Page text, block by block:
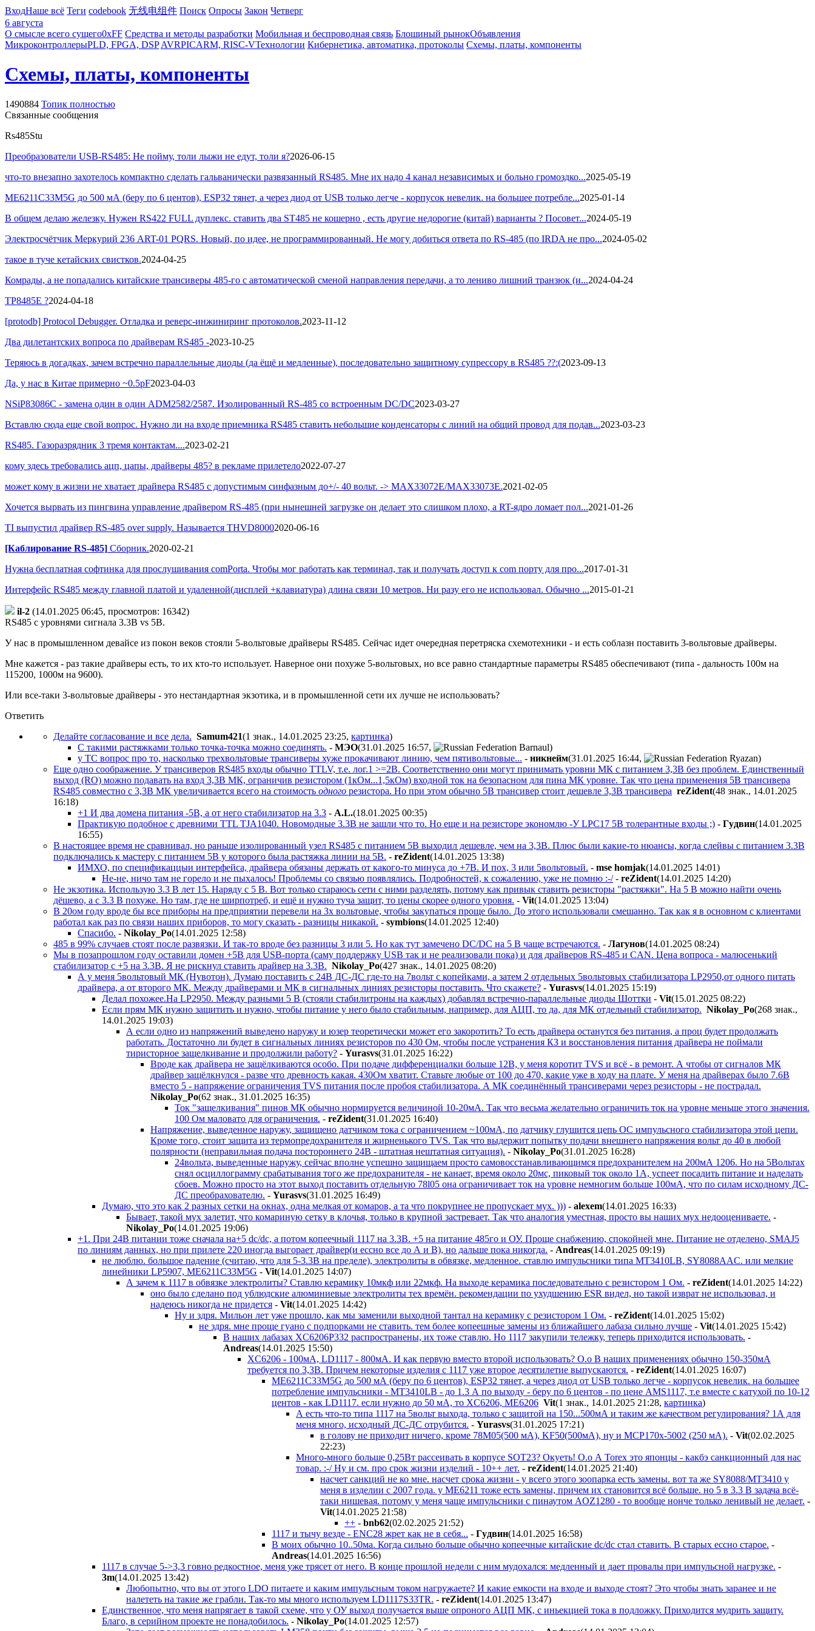
ВходНаше всё Теги codebook 无线电组件 Поиск Опросы Закон Четверг
6 августа
О смысле всего сущего0xFF Средства и методы разработки Мобильная и беспроводная связь Блошиный рынокОбъявления
МикроконтроллерыPLD, FPGA, DSP AVRPICARM, RISC-VТехнологии Кибернетика, автоматика, протоколы Схемы, платы, компоненты
Схемы, платы, компоненты
1490884 Топик полностью
Связанные сообщения
Rs485Stu
Преобразователи USB-RS485: Не пойму, толи лыжи не едут, толи я?2026-06-15
что-то внезапно захотелось компактно сделать гальванически развязанный RS485. Мне их надо 4 канал независимых и больно громоздко...2025-05-19
ME6211C33M5G до 500 мА (беру по 6 центов), ESP32 тянет, а через диод от USB только легче - корпусок невелик. на большее потребле...2025-01-14
В общем делаю железку. Нужен RS422 FULL дуплекс. ставить два ST485 не кошерно , есть другие недорогие (китай) варианты ? Посовет...2024-05-19
Электросчётчик Меркурий 236 ART-01 PQRS. Новый, по идее, не программированный. Не могу добиться ответа по RS-485 (по IRDA не про...2024-05-02
такое в туче кетайских свистков.2024-04-25
Комрады, а не попадались китайские трансиверы 485-го с автоматической сменой направления передачи, а то лениво лишний транзюк (и...2024-04-24
TP8485E ?2024-04-18
[protodb] Protocol Debugger. Отладка и реверс-инжиниринг протоколов.2023-11-12
Два дилетантских вопроса по драйверам RS485 -2023-10-25
Теряюсь в догадках, зачем встречно параллельные диоды (да ёщё и медленные), последовательно защитному супрессору в RS485 ??:(2023-09-13
Да, у нас в Китае примерно ~0.5pF2023-04-03
NSiP83086C - замена один в один ADM2582/2587. Изолированный RS-485 со встроенным DC/DC2023-03-27
Вставлю сюда еще свой вопрос. Нужно ли на входе приемника RS485 ставить небольшие конденсаторы с линий на общий провод для подав...2023-03-23
RS485. Газоразрядник 3 тремя контактам....2023-02-21
кому здесь требовались ацп, цапы, драйверы 485? в рекламе прилетело2022-07-27
может кому в жизни не хватает драйвера RS485 с допустимым синфазным до+/- 40 вольт. -> MAX33072E/MAX33073E.2021-02-05
Хочется вырвать из пингвина управление драйвером RS-485 (при нынешней загрузке он делает это слишком плохо, а RT-ядро ломает пол...2021-01-26
TI выпустил драйвер RS-485 over supply. Называется THVD80002020-06-16
[Каблирование RS-485] Сборник.2020-02-21
Нужна бесплатная софтинка для прослушивания comPorta. Чтобы мог работать как терминал, так и получать доступ к com порту для про...2017-01-31
Интерфейс RS485 между главной платой и удаленной(дисплей +клавиатура) длина связи 10 метров. Ни разу его не использовал. Обычно ...2015-01-21
il-2 (14.01.2025 06:45, просмотров: 16342)
RS485 с уровнями сигнала 3.3В vs 5В.
У нас в промышленном девайсе из покон веков стояли 5-вольтовые драйверы RS485. Сейчас идет очередная перетряска схемотехники - и есть соблазн поставить 3-вольтовые драйверы.
Мне кажется - раз такие драйверы есть, то их кто-то использует. Наверное они похуже 5-вольтовых, но все равно стандартные параметры RS485 обеспечивают (типа - дальность 100м на
115200, 1000м на 9600).
Или все-таки 3-вольтовые драйверы - это нестандартная экзотика, и в промышленной сети их лучше не использовать?
Ответить
Делайте согласование и все дела. Samum421(1 знак., 14.01.2025 23:25, картинка)
С такими растяжками только точка-точка можно соединять. - MЭO(31.01.2025 16:57,
)
у ТС вопрос про то, насколько трехвольтовые трансиверы хуже прокачивают линию, чем пятивольтовые... - никнeйм(31.01.2025 16:44,
)
Еще одно соображение. У трансиверов RS485 входы обычно TTLV, т.е. лог.1 >=2В. Соответственно они могут принимать уровни МК с питанием 3,3В без проблем. Единственный
выход (RO) можно подавать на вход 3,3В МК, ограничив резистором (1кОм...1,5кОм) входной ток на безопасном для пина МК уровне. Так что цена применения 5В трансивера
RS485 совместно с 3,3В МК увеличивается всего на стоимость одного резистора. Но при этом обычно 5В трансивер стоит дешевле 3,3В трансивера reZident(48 знак., 14.01.2025
16:18)
+1 И два домена питания -5В, а от него стабилизатор на 3.3 - A.L.(18.01.2025 00:35)
Практикую подобное с древними TTL TJA1040. Новомодные 3.3В не зашли что то. Но еще и на резисторе экономлю -У LPC17 5В толерантные входы ;) - Гyдвин(14.01.2025
16:55)
В настоящее время не сравнивал, но раньше изолированный узел RS485 с питанием 5В выходил дешевле, чем на 3,3В. Плюс были какие-то нюансы, когда слейвы с питанием 3.3В
подключались к мастеру с питанием 5В у которого была растяжка линии на 5В. - reZident(14.01.2025 13:38)
ИМХО, по спецификаццыи интерфейса, драйвера обязаны держать от какого-то минуса до +7В. И пох, 3 или 5вольтовый. - mse homjak(14.01.2025 14:01)
Не-не, ничо там не горело и не пыхалось! Проблемы со связью появлялись. Подробностей, к сожалению, уже не помню :-/- reZident(14.01.2025 14:20)
Не экзотика. Использую 3.3 В лет 15. Наряду с 5 В. Вот только стараюсь сети с ними разделять, потому как привык ставить резисторы "растяжки". На 5 В можно найти очень
дёшево, а с 3.3 В похуже. Но там, где не ширпотреб, и ещё и нужно туча защит, то цены скорее одного уровня. - Vit(14.01.2025 13:04)
В 20ом году вроде бы все приборы на предприятии перевели на 3х вольтовые, чтобы закупаться проще было. До этого использовали смешанно. Так как я в основном с клиентами
работал как раз по связи наших приборов, то могу сказать - разницы никакой. - symbions(14.01.2025 12:40)
Спасибо. - Nikolay_Po(14.01.2025 12:58)
485 в 99% случаев стоят после развязки. И так-то вроде без разницы 3 или 5. Но как тут замечено DC/DC на 5 В чаще встречаются. - Лaгyнoв(14.01.2025 08:24)
Мы в позапрошлом году оставили домен +5В для USB-порта (саму поддержку USB так и не реализовали пока) и для драйверов RS-485 и CAN. Цена вопроса - малюсенький
стабилизатор с +5 на 3.3В. Я не рискнул ставить драйвер на 3.3В. Nikolay_Po(427 знак., 14.01.2025 08:20)
А у меня 5вольтовый МК (Нувотон). Думаю поставить с 24В ДС-ДС где-то на 7вольт с копейками, а затем 2 отдельных 5вольтовых стабилизатора LP2950,от одного питать
драйвера, а от второго МК. Между драйверами и МК в сигнальных линиях резисторы поставить. Что скажете? - Yurasvs(14.01.2025 15:19)
Делал похожее.На LP2950. Между разными 5 В (стояли стабилитроны на каждых) добавлял встречно-параллельные диоды Шоттки - Vit(15.01.2025 08:22)
Если прям МК нужно защитить и нужно, чтобы питание у него было стабильным, например, для АЦП, то да, для МК отдельный стабилизатор. Nikolay_Po(268 знак.,
14.01.2025 19:03)
А если одно из напряжений выведено наружу и юзер теоретически может его закоротить? То есть драйвера останутся без питания, а проц будет продолжать
работать. Достаточно ли будет в сигнальных линиях резисторов по 430 Ом, чтобы после устранения КЗ и восстановления питания драйвера не поймали
тиристорное защелкивание и продолжили работу? - Yurasvs(31.01.2025 16:22)
Вроде как драйвера не защёлкиваются особо. При подаче дифференциалки больше 12В, у меня коротит TVS и всё - в ремонт. А чтобы от сигналов МК
драйвер защёлкнулся - разве что древность какая. 430Ом хватит. Ставьте любые от 100 до 470, какие уже в ходу на плате. У меня на драйверах было 7.6В
вместо 5 - напряжение ограничения TVS питания после пробоя стабилизатора. А МК соединённый трансиверами через резисторы - не пострадал.
Nikolay_Po(62 знак., 31.01.2025 16:35)
Ток "защелкивания" пинов МК обычно нормируется величиной 10-20мА. Так что весьма желательно ограничить ток на уровне меньше этого значения.
100 Ом маловато для ограничения. - reZident(31.01.2025 16:40)
Напряжение, выведенное наружу, защищено датчиком тока с ограничением ~100мА, по датчику глушится цепь ОС импульсного стабилизатора этой цепи.
Кроме того, стоит защита из термопредохранителя и жирненького TVS. Так что выдержит попытку подачи внешнего напряжения вольт до 40 в любой
полярности (неправильная подача постороннего 24В - штатная нештатная ситуация). - Nikolay_Po(31.01.2025 16:28)
24вольта, выведенные наружу, сейчас вполне успешно защищаем просто самовосстанавливающимся предохранителем на 200мА 1206. Но на 5Вольтах
снял осциллограмму срабатывания того же предохранителя - не канает, время около 20мс, пиковый ток около 1А, успеет посадить питание и наделать
сбоев. Можно просто на этот выход поставить отдельную 78l05 она ограничивает ток на уровне немногим больше 100мА, что по силам исходному ДС-
ДС преобрахователю. - Yurasvs(31.01.2025 16:49)
Думаю, что это как 2 разных сетки на окнах, одна мелкая от комаров, а та что покрупнее не пропускает мух. ))) - alexem(14.01.2025 16:33)
Бывает, такой мух залетит, что комариную сетку в клочья, только в крупной застревает. Так что аналогия уместная, просто вы наших мух недооцениваете. -
Nikolay_Po(14.01.2025 19:06)
+1. При 24В питании тоже сначала на+5 dc/dc, а потом копеечный 1117 на 3.3В. +5 на питание 485го и ОУ. Проще снабжению, спокойней мне. Питание не отделено, SMAJ5
по линиям данных, но при прилете 220 иногда выгорает драйвер(и ессно все до А и В), но дальше пока никогда. - Andreas(14.01.2025 09:19)
не люблю. большое падение (считаю, что для 5-3.3В на пределе), электролиты в обвязке, медленное. ставлю импульсники типа MT3410LB, SY8088AAC. или мелкие
линейники LP5907, ME6211C33M5G - Vit(14.01.2025 14:07)
А зачем к 1117 в обвязке электролиты? Ставлю керамику 10мкф или 22мкф. На выходе керамика последовательно с резистором 1 Ом. - reZident(14.01.2025 14:22)
оно было сделано под ублюдские алюминиевые электролиты тех времён. рекомендации по ухудшению ESR видел, но такой изврат не использовал, и
надеюсь никогда не придется - Vit(14.01.2025 14:42)
Ну и здря. Мильон лет уже прошло, как мы заменили выходной тантал на керамику с резистором 1 Ом. - reZident(14.01.2025 15:02)
не здря. мне проще гуано с подпорками не ставить. тем более копеешные замены из ближайшего лабаза сильно лучше - Vit(14.01.2025 15:42)
В наших лабазах XC6206P332 распространены, их тоже ставлю. Но 1117 закупили тележку, теперь приходится использовать. -
Andreas(14.01.2025 15:50)
XC6206 - 100мА, LD1117 - 800мА. И как первую вместо второй использовать? О.о В наших применениях обычно 150-350мА
требуется по 3,3В. Причем некоторые изделия с 1117 уже второе десятилетие выпускаются. - reZident(14.01.2025 16:07)
ME6211C33M5G до 500 мА (беру по 6 центов), ESP32 тянет, а через диод от USB только легче - корпусок невелик. на большее
потребление импульсники - MT3410LB - до 1.3 А по выходу - беру по 6 центов - по цене AMS1117, т.е вместе с катухой по 10-12
центов - как LD1117. если нужно до 50 мА, то XC6206, ME6206 Vit(1 знак., 14.01.2025 21:28, картинка)
А есть что-то типа 1117 на 5вольт выхода, только с защитой на 150...500мА и таким же качеством регулирования? 1А для
меня много, исходный ДС-ДС отрубится. - Yurasvs(31.01.2025 17:21)
в голову не приходит ничего, кроме 78M05(500 мА), KF50(500мА), ну и MCP170x-5002 (250 мА). - Vit(02.02.2025
22:23)
Много-много больше 0,25Вт рассеивать в корпусе SOT23? Окуеть! О.о А Torex это японцы - какбэ санкционный для нас
товар. :-/ Ну и см. про срок жизни изделий - 10++ лет. - reZident(14.01.2025 21:40)
насчет санкций не ко мне. насчет срока жизни - у всего этого зоопарка есть замены. вот та же SY8088/MT3410 у
меня в изделии с 2007 года. у ME6211 тоже есть замены, причем их становится всё больше. но 5 в 3.3 В задача всё-
таки нишевая. потому у меня чаще импульсники с пинаутом AOZ1280 - то вообще нонче только ленивый не делает. -
Vit(14.01.2025 21:58)
++ - bnb62(02.02.2025 21:52)
1117 и тычу везде - ENC28 жрет как не в себя... - Гyдвин(14.01.2025 16:58)
В моих обычно 10..50ма. Когда сильно больше обычно копеечные китайские dc/dc стал ставить. В старых ессно старое. -
Andreas(14.01.2025 16:56)
1117 в случае 5->3,3 говно редкостное, меня уже трясет от него. В конце прошлой недели с ним мудохался: медленный и дает провалы при импульсной нагрузке. -
3m(14.01.2025 13:42)
Любопытно, что вы от этого LDO питаете и каким импульсным током нагружаете? И какие емкости на входе и выходе стоят? Это чтобы знать заранее и не
налететь на такие же грабли. Так-то мы много используем LD1117S33TR. - reZident(14.01.2025 13:47)
Единственное, что меня напрягает в такой схеме, что у ОУ выход получается выше опроного АЦП МК, с иньекцией тока в подложку. Приходится мудрить защиту.
Благо, в серийном проекте не понадобилось. - Nikolay_Po(14.01.2025 12:57)